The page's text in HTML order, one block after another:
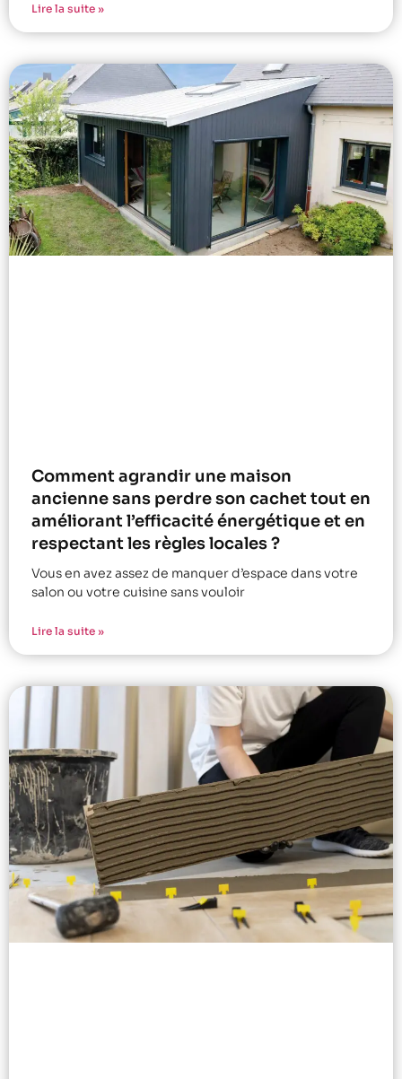
Lire la suite »
Comment agrandir une maison
ancienne sans perdre son cachet tout en
améliorant l’efficacité énergétique et en
respectant les règles locales ?
Vous en avez assez de manquer d’espace dans votre
salon ou votre cuisine sans vouloir
Lire la suite »